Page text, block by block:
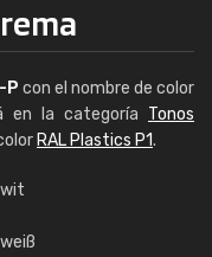
P con el nombre de color
en la categoría Tonos
RAL Plastics P1.